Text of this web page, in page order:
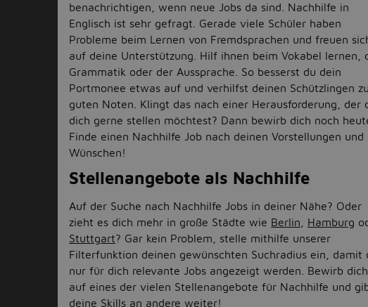
benachrichtigen, wenn neue Jobs da sind. Nachhilfe in
Englisch ist sehr gefragt. Gerade viele Schüler haben
Probleme beim Lernen von Fremdsprachen und freuen
auf deine Unterstützung. Hilf ihnen beim Vokabel lernen,
Grammatik oder der Aussprache. So besserst du dein
Portmonee etwas auf und verhilfst deinen Schützlingen zu
guten Noten. Klingt das nach einer Herausforderung, der
dich gerne stellen möchtest? Dann bewirb dich noch
Finde einen Nachhilfe Job nach deinen Vorstellungen und
Wünschen!
Stellenangebote als Nachhilfe
Auf der Suche nach Nachhilfe Jobs in deiner Nähe? Oder
zieht es dich mehr in große Städte wie Berlin Hamburg
Stuttgart? Gar kein Problem, stelle mithilfe unserer
Filterfunktion deinen gewünschten Suchradius ein, damit
nur für dich relevante Jobs angezeigt werden. Bewirb dich
auf eines der vielen Stellenangebote für Nachhilfe und
deine Skills an andere weiter!